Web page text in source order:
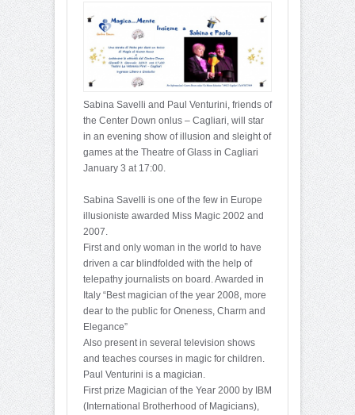
Sabina Savelli and Paul Venturini, friends of
the Center Down onlus – Cagliari, will star
in an evening show of illusion and sleight of
games at the Theatre of Glass in Cagliari
January 3 at 17:00.
Sabina Savelli is one of the few in Europe
illusioniste awarded Miss Magic 2002 and
2007.
First and only woman in the world to have
driven a car blindfolded with the help of
telepathy journalists on board. Awarded in
Italy “Best magician of the year 2008, more
dear to the public for Oneness, Charm and
Elegance”
Also present in several television shows
and teaches courses in magic for children.
Paul Venturini is a magician.
First prize Magician of the Year 2000 by IBM
(International Brotherhood of Magicians),